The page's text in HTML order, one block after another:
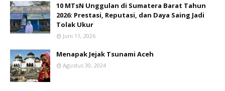
10 MTsN Unggulan di Sumatera Barat Tahun
2026: Prestasi, Reputasi, dan Daya Saing Jadi
Tolak Ukur
Juni 11, 2026
Menapak Jejak Tsunami Aceh
Agustus 30, 2024